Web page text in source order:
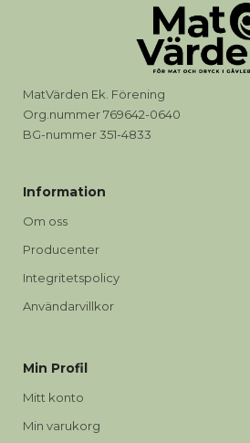
MatVärden Ek. Förening
Org.nummer 769642-0640
BG-nummer 351-4833
Information
Om oss
Producenter
Integritetspolicy
Användarvillkor
Min Profil
Mitt konto
Min varukorg